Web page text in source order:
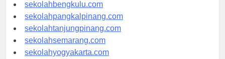
sekolahbengkulu.com
sekolahpangkalpinang.com
sekolahtanjungpinang.com
sekolahsemarang.com